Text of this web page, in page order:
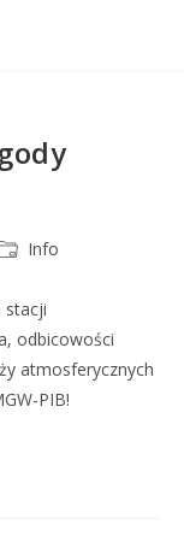
Info
stacji
odbicowości
atmosferycznych
PIB!